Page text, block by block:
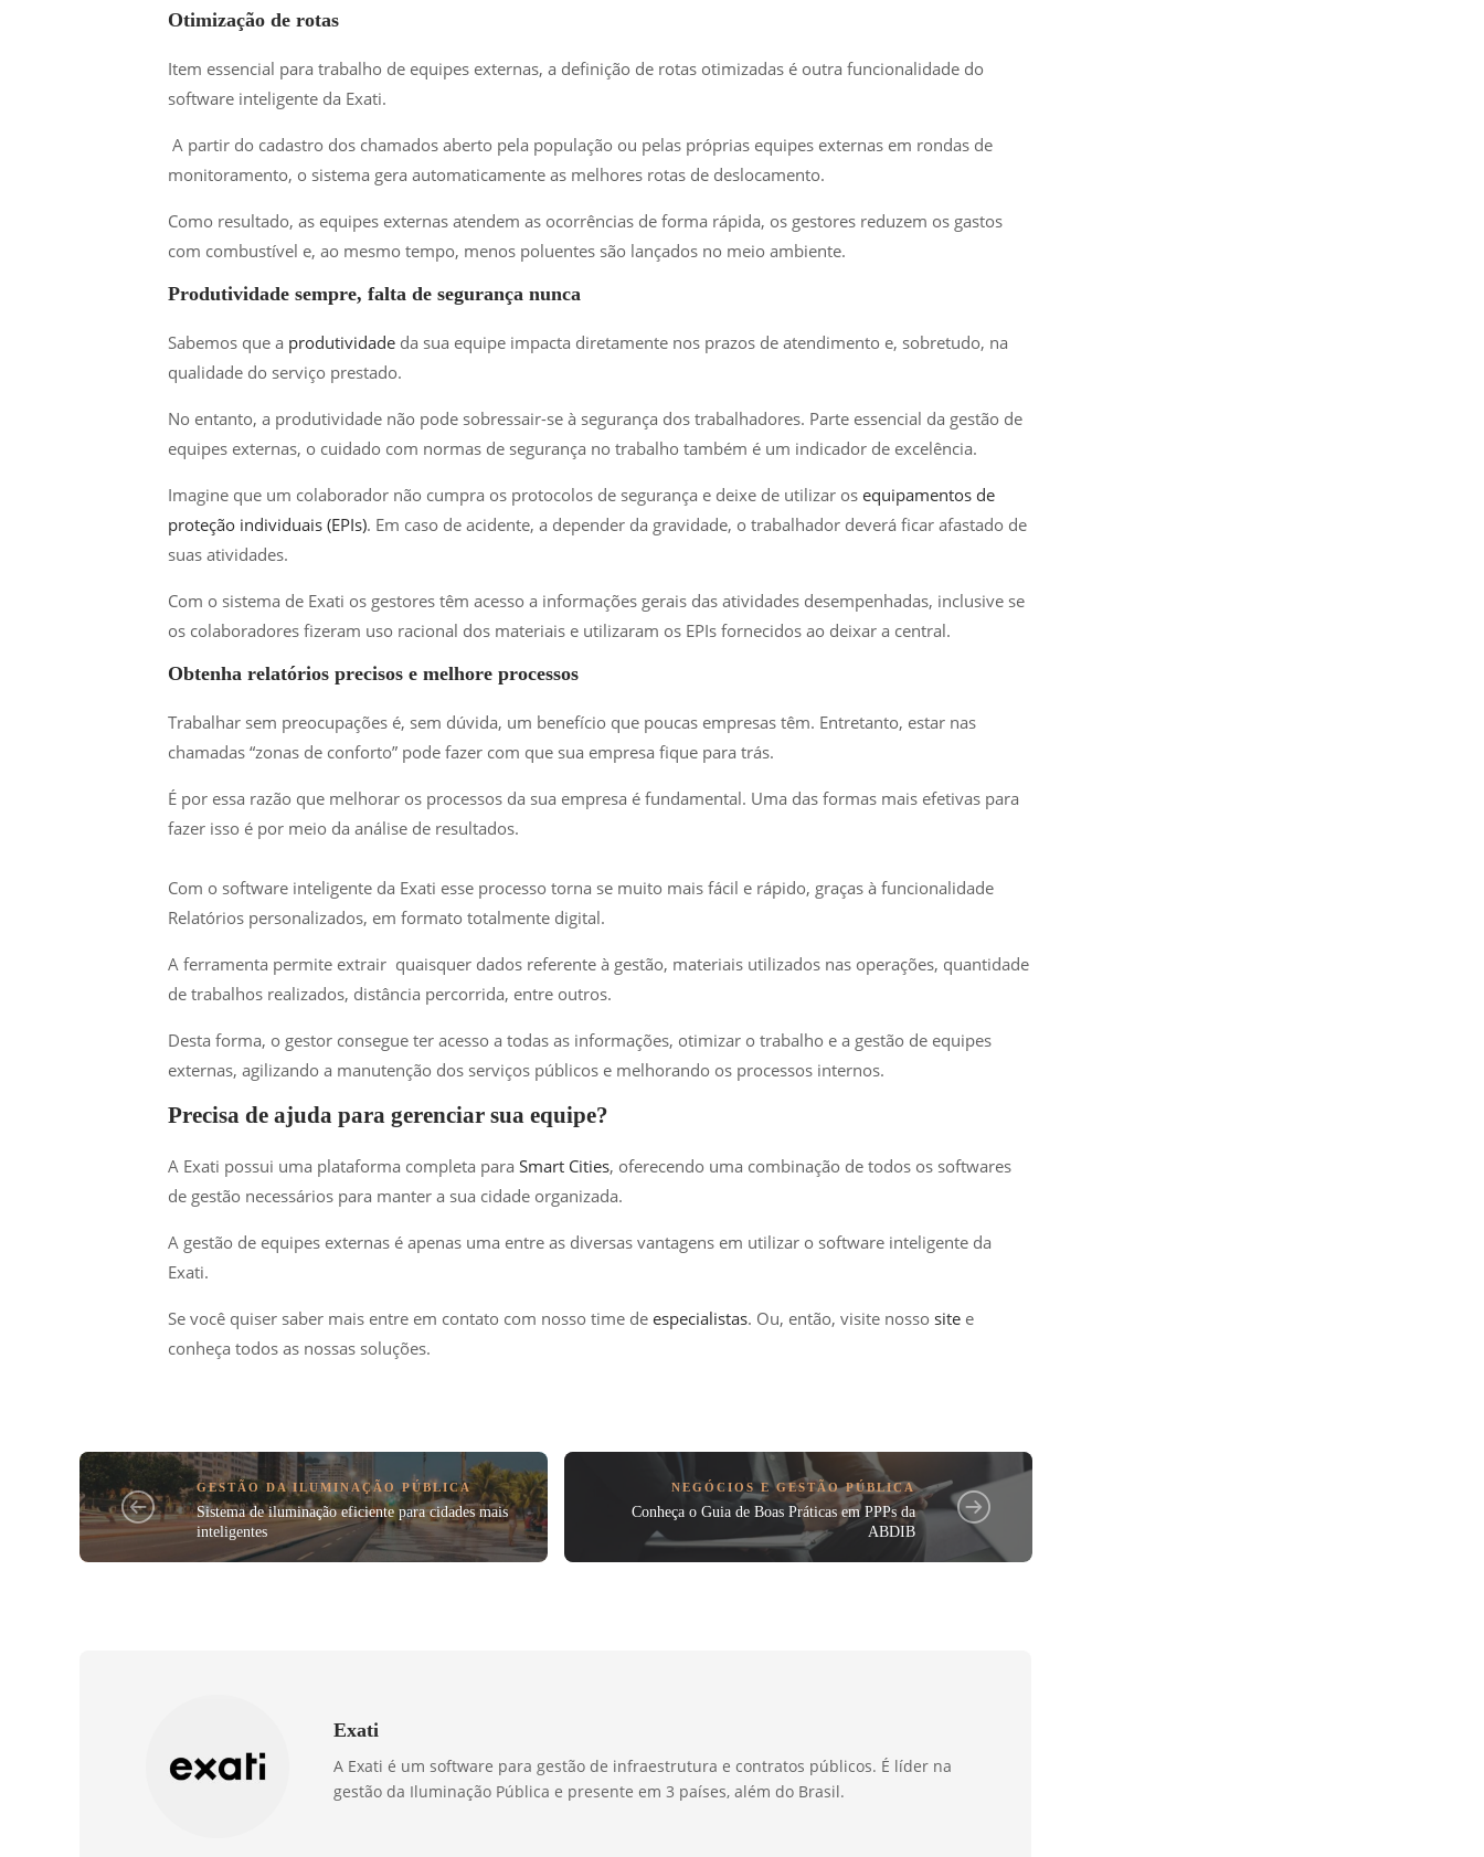
Otimização de rotas
Item essencial para trabalho de equipes externas, a definição de rotas otimizadas é outra funcionalidade do
software inteligente da Exati.
A partir do cadastro dos chamados aberto pela população ou pelas próprias equipes externas em rondas de
monitoramento, o sistema gera automaticamente as melhores rotas de deslocamento.
Como resultado, as equipes externas atendem as ocorrências de forma rápida, os gestores reduzem os gastos
com combustível e, ao mesmo tempo, menos poluentes são lançados no meio ambiente.
Produtividade sempre, falta de segurança nunca
Sabemos que a produtividade da sua equipe impacta diretamente nos prazos de atendimento e, sobretudo, na
qualidade do serviço prestado.
No entanto, a produtividade não pode sobressair-se à segurança dos trabalhadores. Parte essencial da gestão de
equipes externas, o cuidado com normas de segurança no trabalho também é um indicador de excelência.
Imagine que um colaborador não cumpra os protocolos de segurança e deixe de utilizar os equipamentos de
proteção individuais (EPIs). Em caso de acidente, a depender da gravidade, o trabalhador deverá ficar afastado de
suas atividades.
Com o sistema de Exati os gestores têm acesso a informações gerais das atividades desempenhadas, inclusive se
os colaboradores fizeram uso racional dos materiais e utilizaram os EPIs fornecidos ao deixar a central.
Obtenha relatórios precisos e melhore processos
Trabalhar sem preocupações é, sem dúvida, um benefício que poucas empresas têm. Entretanto, estar nas
chamadas “zonas de conforto” pode fazer com que sua empresa fique para trás.
É por essa razão que melhorar os processos da sua empresa é fundamental. Uma das formas mais efetivas para
fazer isso é por meio da análise de resultados.
Com o software inteligente da Exati esse processo torna se muito mais fácil e rápido, graças à funcionalidade
Relatórios personalizados, em formato totalmente digital.
A ferramenta permite extrair quaisquer dados referente à gestão, materiais utilizados nas operações, quantidade
de trabalhos realizados, distância percorrida, entre outros.
Desta forma, o gestor consegue ter acesso a todas as informações, otimizar o trabalho e a gestão de equipes
externas, agilizando a manutenção dos serviços públicos e melhorando os processos internos.
Precisa de ajuda para gerenciar sua equipe?
A Exati possui uma plataforma completa para Smart Cities, oferecendo uma combinação de todos os softwares
de gestão necessários para manter a sua cidade organizada.
A gestão de equipes externas é apenas uma entre as diversas vantagens em utilizar o software inteligente da
Exati.
Se você quiser saber mais entre em contato com nosso time de especialistas. Ou, então, visite nosso site e
conheça todos as nossas soluções.
GESTÃO DA ILUMINAÇÃO PÚBLICA
Sistema de iluminação eficiente para cidades mais
inteligentes
NEGÓCIOS E GESTÃO PÚBLICA
Conheça o Guia de Boas Práticas em PPPs da
ABDIB
Exati
A Exati é um software para gestão de infraestrutura e contratos públicos. É líder na
gestão da Iluminação Pública e presente em 3 países, além do Brasil.